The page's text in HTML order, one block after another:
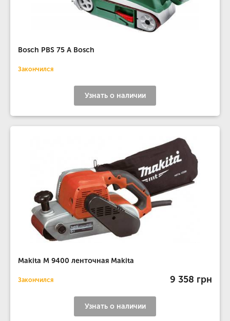
Bosch PBS 75 A Bosch
Закончился
Узнать о наличии
Makita M 9400 ленточная Makita
Закончился 9 358 грн
Узнать о наличии